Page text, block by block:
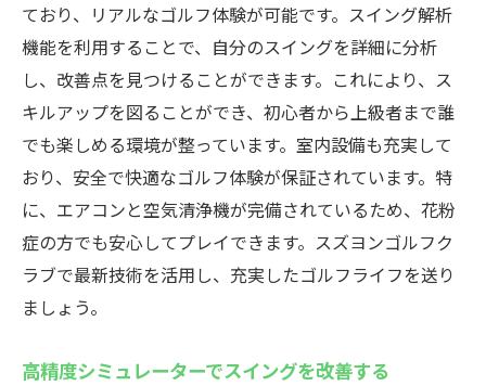
ており、リアルなゴルフ体験が可能です。スイング解析
機能を利用することで、自分のスイングを詳細に分析
し、改善点を見つけることができます。これにより、ス
キルアップを図ることができ、初心者から上級者まで誰
でも楽しめる環境が整っています。室内設備も充実して
おり、安全で快適なゴルフ体験が保証されています。特
に、エアコンと空気清浄機が完備されているため、花粉
症の方でも安心してプレイできます。スズヨンゴルフク
ラブで最新技術を活用し、充実したゴルフライフを送り
ましょう。
高精度シミュレーターでスイングを改善する